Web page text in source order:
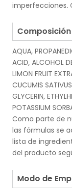
imperfecciones.
Composición
AQUA,
ACID, ALCOHOL
LIMON FRUIT
CUCUMIS
GLYCERIN,
POTASSIUM
Como parte de
las fórmulas se
lista de
del producto
Modo de